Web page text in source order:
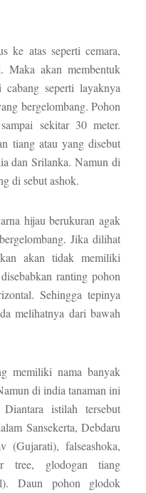
ke atas seperti cemara,
Maka akan membentuk
seperti layaknya
bergelombang. Pohon
sekitar 30 meter.
tiang atau yang disebut
dan Srilanka. Namun di
di sebut ashok.
hijau berukuran agak
Jika dilihat
akan tidak memiliki
ranting pohon
Sehingga tepinya
melihatnya dari bawah
memiliki nama banyak
di india tanaman ini
istilah tersebut
Sansekerta, Debdaru
falseashoka,
tree, glodogan tiang
Daun pohon glodok